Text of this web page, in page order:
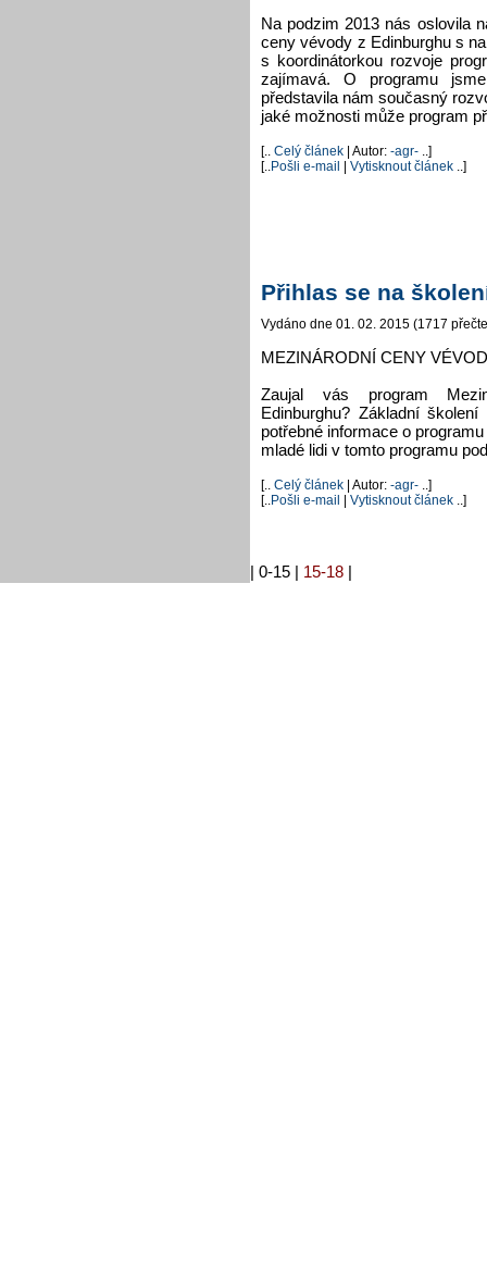
Na podzim 2013 nás oslovila
ceny vévody z Edinburghu s
s koordinátorkou rozvoje
zajímavá. O programu
představila nám současný
jaké možnosti může program
[.. Celý článek | Autor: -agr- ..]
[..Pošli e-mail Vytisknout článek ..]
Přihlas se na
Vydáno dne 01. 02. 2015 (1717
MEZINÁRODNÍ CENY
Zaujal vás program
Edinburghu? Základní
potřebné informace o
mladé lidi v tomto programu
[.. Celý článek | Autor: -agr- ..]
[..Pošli e-mail Vytisknout článek ..]
| 0-15 | 15-18 |